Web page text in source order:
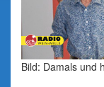
Bild: Damals und